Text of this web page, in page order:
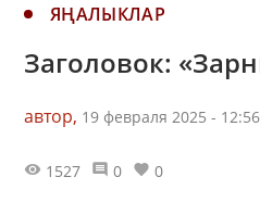
ЯҢАЛЫКЛАР
Заголовок:
автор, 19 февраля 2025 - 12:56
1527 0 0